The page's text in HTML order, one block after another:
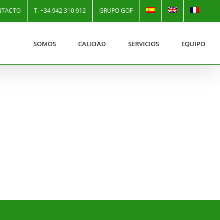
T: +34 942 310 912 GRUPO GOF
SOMOS CALIDAD SERVICIOS EQUIPO